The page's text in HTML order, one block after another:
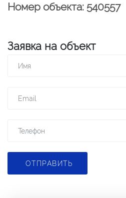
Номер объекта: 540557
Заявка на объект
ОТПРАВИТЬ